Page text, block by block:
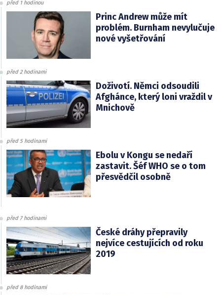
před 1 hodinou
Princ Andrew může mít
problém. Burnham nevylučuje
nové vyšetřování
před 2 hodinami
Doživotí. Němci odsoudili
Afghánce, který loni vraždil v
Mnichově
před 5 hodinami
Ebolu v Kongu se nedaří
zastavit. Šéf WHO se o tom
přesvědčil osobně
před 7 hodinami
České dráhy přepravily
nejvíce cestujících od roku
2019
před 8 hodinami